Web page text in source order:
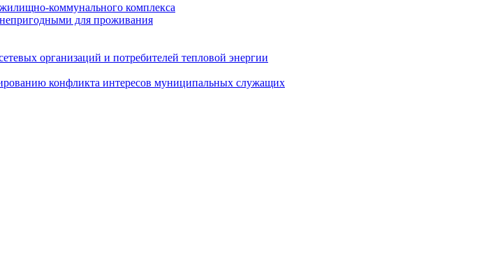
коммунального комплекса
для проживания
организаций и потребителей тепловой энергии
конфликта интересов муниципальных служащих